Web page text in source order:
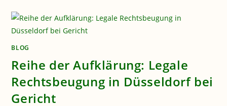
BLOG
Reihe der Aufklärung: Legale
Rechtsbeugung in Düsseldorf bei
Gericht